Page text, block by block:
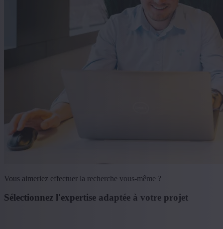
Vous aimeriez effectuer la recherche vous-même ?
Sélectionnez l'expertise adaptée à votre projet